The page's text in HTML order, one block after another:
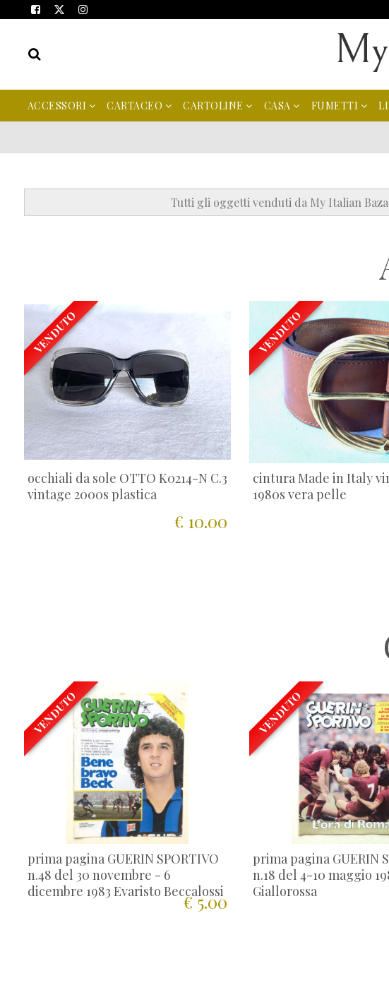
ACCESSORI CARTACEO CARTOLINE CASA FUMETTI
Tutti gli oggetti venduti da My Italian
VENDUTO
occhiali da sole OTTO K0214-N C.3
vintage 2000s plastica
€ 10.00
VENDUTO
cintura Made in Italy
1980s vera pelle
VENDUTO
prima pagina GUERIN SPORTIVO
n.48 del 30 novembre - 6
dicembre 1983 Evaristo Beccalossi
€ 5.00
VENDUTO
prima pagina GUERIN
n.18 del 4-10 maggio
Giallorossa